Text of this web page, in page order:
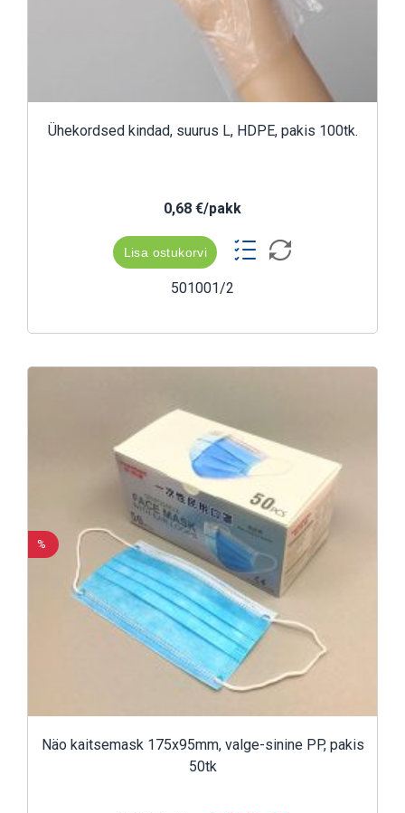
Ühekordsed kindad, suurus L, HDPE, pakis 100tk.
0,68 €/pakk
Lisa ostukorvi
501001/2
%
Näo kaitsemask 175x95mm, valge-sinine PP, pakis
50tk